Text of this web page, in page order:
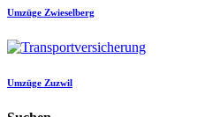
Umzüge Zwieselberg
Umzüge Zuzwil